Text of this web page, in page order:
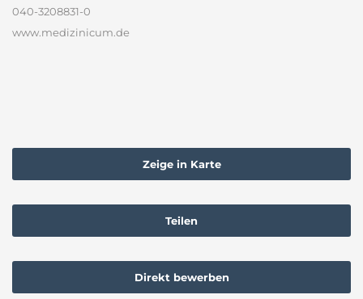
040-3208831-0
www.medizinicum.de
Zeige in Karte
Teilen
Direkt bewerben